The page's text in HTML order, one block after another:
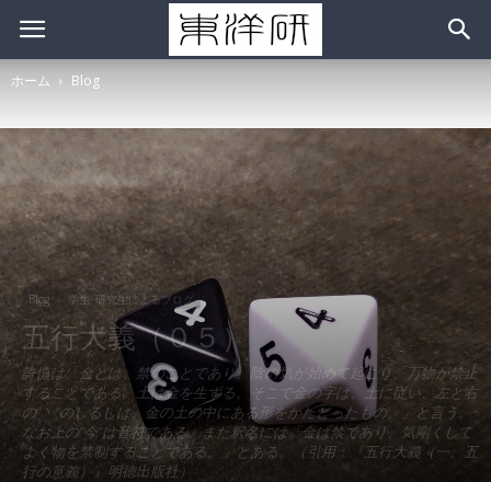
ホーム Blog
Blog 学生･研究生によるブログ
五行大義（０５）
許慎は「金とは、禁のことであり、陰の気が始めて起こり、万物が禁止
することである。土は金を生ずる。そこで金の字は、土に従い、左と右
の”丶”のしるしは、金の土の中にある形をかたどったもの。」と言う。
なお上の”今”は音符である。また釈名には「金は禁であり、気剛くして
よく物を禁制することである。」とある。（引用：『五行大義（一、五
行の意義）』明德出版社）